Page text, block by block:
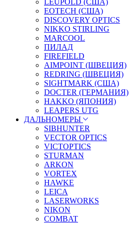
LEUPOLD (США)
EOTECH (США)
DISCOVERY OPTICS
NIKKO STIRLING
MARCOOL
ПИЛАД
FIREFIELD
AIMPOINT (ШВЕЦИЯ)
REDRING (ШВЕЦИЯ)
SIGHTMARK (США)
DOCTER (ГЕРМАНИЯ)
HAKKO (ЯПОНИЯ)
LEAPERS UTG
ДАЛЬНОМЕРЫ
SIBHUNTER
VECTOR OPTICS
VICTOPTICS
STURMAN
ARKON
VORTEX
HAWKE
LEICA
LASERWORKS
NIKON
COMBAT